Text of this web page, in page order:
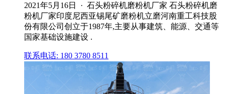
2021年5月16日 · 石头粉碎机磨粉机厂家 石头粉碎机磨
粉机厂家印度尼西亚锡尾矿磨粉机立磨河南重工科技股
份有限公司创立于1987年,主要从事建筑、能源、交通等
国家基础设施建设 .
联系电话: 180 3780 8511